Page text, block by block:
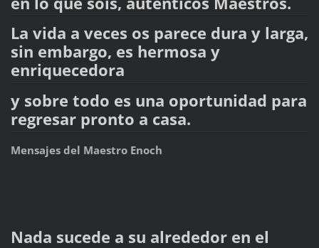
La vida a veces os parece dura y larga,
sin embargo, es hermosa y
enriquecedora
y sobre todo es una oportunidad para
regresar pronto a casa.
Mensajes del Maestro Enoch
Nada sucede a su alrededor en el